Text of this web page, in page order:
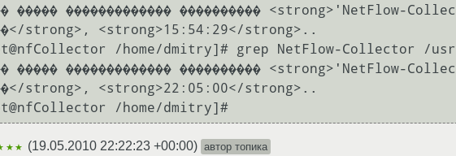
����� ������������� ���������� <strong>'NetFlow-
strong>, <strong>15:54:29</strong>..
/home/dmitry]# grep NetFlow-Collector /
����� ������������� ���������� <strong>'NetFlow-
strong>, <strong>22:05:00</strong>..
(19.05.2010 22:22:23 +00:00) автор топика